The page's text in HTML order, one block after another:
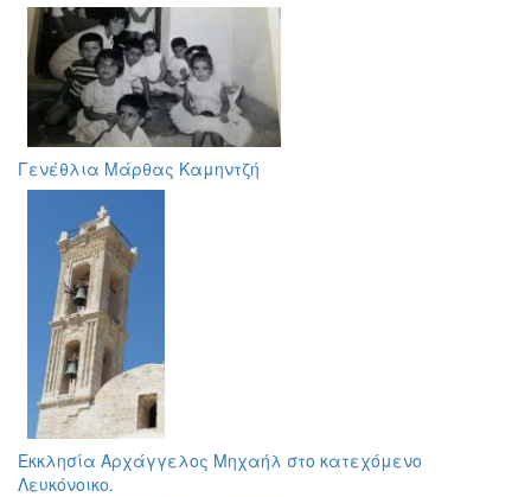
Γενέθλια Μάρθας Καμηντζή
Εκκλησία Αρχάγγελος Μηχαήλ στο κατεχόμενο
Λευκόνοικο.